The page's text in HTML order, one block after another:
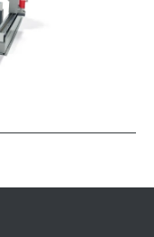
anticorrosion